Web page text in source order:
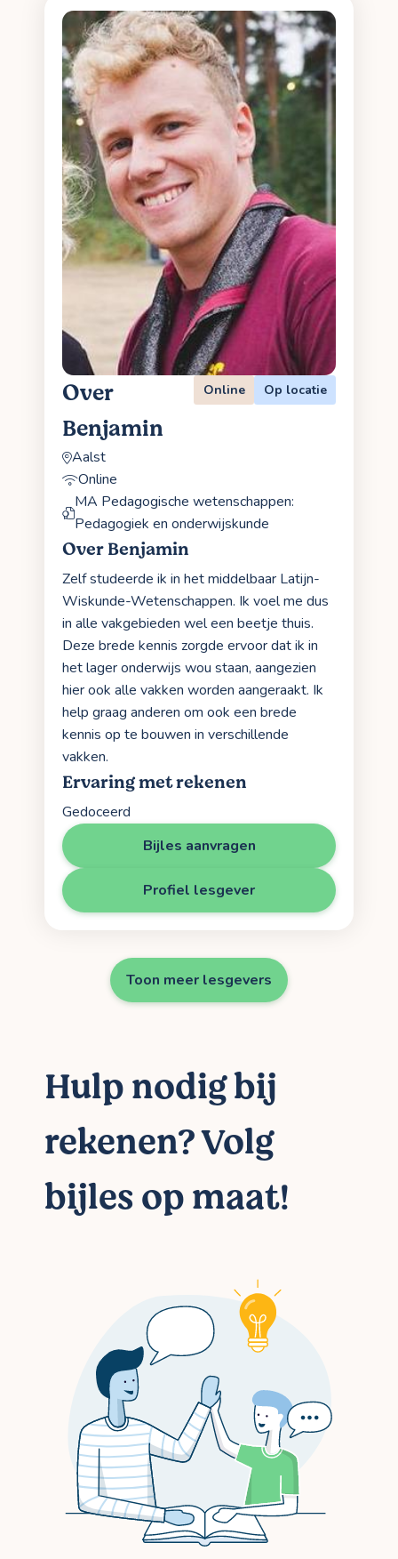
Over
Benjamin
Online Op locatie
Aalst
Online
MA Pedagogische wetenschappen:
Pedagogiek en onderwijskunde
Over Benjamin
Zelf studeerde ik in het middelbaar Latijn-
Wiskunde-Wetenschappen. Ik voel me dus
in alle vakgebieden wel een beetje thuis.
Deze brede kennis zorgde ervoor dat ik in
het lager onderwijs wou staan, aangezien
hier ook alle vakken worden aangeraakt. Ik
help graag anderen om ook een brede
kennis op te bouwen in verschillende
vakken.
Ervaring met rekenen
Gedoceerd
Bijles aanvragen
Profiel lesgever
Toon meer lesgevers
Hulp nodig bij
rekenen? Volg
bijles op maat!